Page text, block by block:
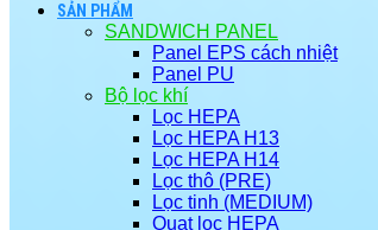
SẢN PHẨM
SANDWICH PANEL
Panel EPS cách nhiệt
Panel PU
Bộ lọc khí
Lọc HEPA
Lọc HEPA H13
Lọc HEPA H14
Lọc thô (PRE)
Lọc tinh (MEDIUM)
Quạt lọc HEPA